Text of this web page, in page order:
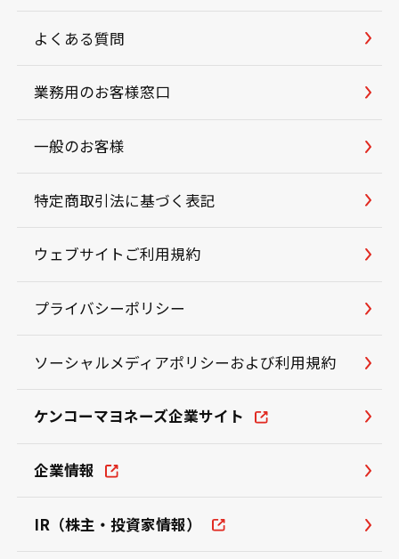
よくある質問
業務用のお客様窓口
一般のお客様
特定商取引法に基づく表記
ウェブサイトご利用規約
プライバシーポリシー
ソーシャルメディアポリシーおよび利用規約
ケンコーマヨネーズ企業サイト
企業情報
IR（株主・投資家情報）